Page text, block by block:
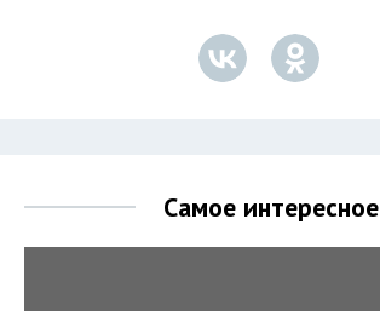
Самое интересное